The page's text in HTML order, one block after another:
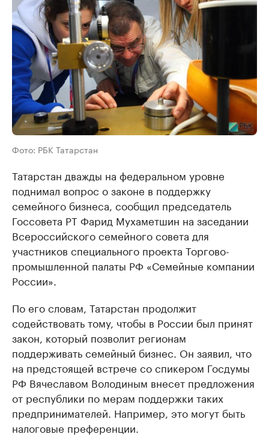
Фото: РБК Татарстан
Татарстан дважды на федеральном уровне
поднимал вопрос о законе в поддержку
семейного бизнеса, сообщил председатель
Госсовета РТ Фарид Мухаметшин на заседании
Всероссийского семейного совета для
участников специального проекта Торгово-
промышленной палаты РФ «Семейные компании
России».
По его словам, Татарстан продолжит
содействовать тому, чтобы в России был принят
закон, который позволит регионам
поддерживать семейный бизнес. Он заявил, что
на предстоящей встрече со спикером Госдумы
РФ Вячеславом Володиным внесет предложения
от республики по мерам поддержки таких
предпринимателей. Например, это могут быть
налоговые преференции.